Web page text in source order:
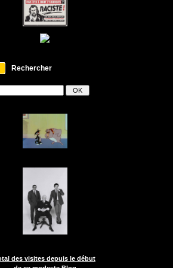
Rechercher
des visites depuis le début